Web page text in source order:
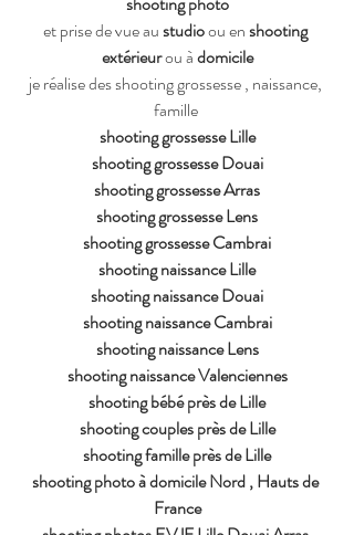
et prise de vue au studio ou en shooting
extérieur ou à domicile
je réalise des shooting grossesse , naissance,
famille
shooting grossesse Lille
shooting grossesse Douai
shooting grossesse Arras
shooting grossesse Lens
shooting grossesse Cambrai
shooting naissance Lille
shooting naissance Douai
shooting naissance Cambrai
shooting naissance Lens
shooting naissance Valenciennes
shooting bébé près de Lille
shooting couples près de Lille
shooting famille près de Lille
shooting photo à domicile Nord , Hauts de
France